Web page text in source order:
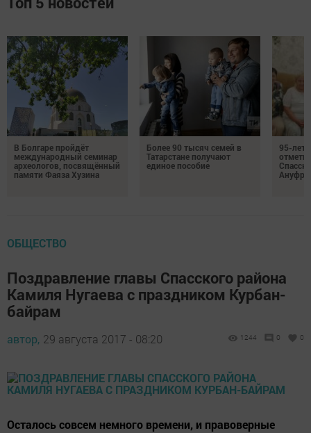
В Болгаре пройдёт
международный семинар
археологов, посвящённый
памяти Фаяза Хузина
Более 90 тысяч семей в
Татарстане получают
единое пособие
95-
ОБЩЕСТВО
Поздравление главы Спасского района
Камиля Нугаева с праздником Курбан-
байрам
автор, 29 августа 2017 - 08:20 1244 0 0
Осталось совсем немного времени, и правоверные